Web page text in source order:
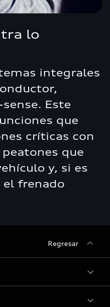
lo
integrales
Este
que
críticas con
que
y, si es
el frenado
Regresar